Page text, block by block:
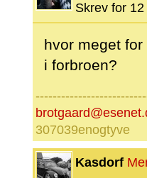
Skrev for
hvor meget
i forbroen?
307039enogtyve
Kasdorf